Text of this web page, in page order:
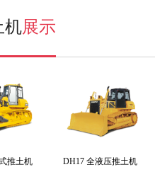
机展示
推土机 DH17 全液压推土机